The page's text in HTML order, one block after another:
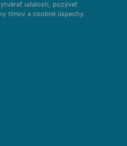
udalosti, pozývať
tímov a osobné úspechy.